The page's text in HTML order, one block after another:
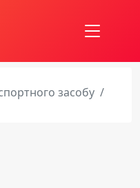
засобу